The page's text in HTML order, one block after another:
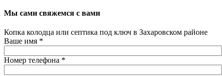
Мы сами свяжемся с вами
Копка колодца или септика под ключ в Захаровском районе
Ваше имя *
Номер телефона *